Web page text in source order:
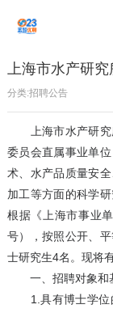
上海市水产研
分类:招聘公告
上海市水产研究
委员会直属事业单
术、水产品质量安
加工等方面的科学
根据《上海市事业
号），按照公开、
士研究生4名。现将
一、招聘对象和
1.具有博士学位